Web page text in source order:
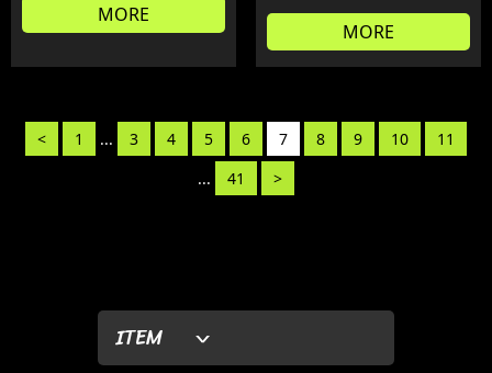
ITEM
MORE
MORE
< 1 ... 3 4 5 6 7 8 9 10
11
...
41 >